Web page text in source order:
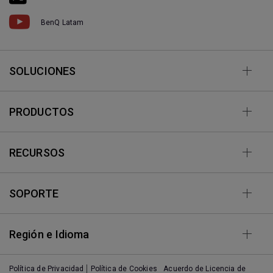
BenQ Latam
SOLUCIONES
PRODUCTOS
RECURSOS
SOPORTE
Región e Idioma
Política de Privacidad Política de Cookies Acuerdo de Licencia de